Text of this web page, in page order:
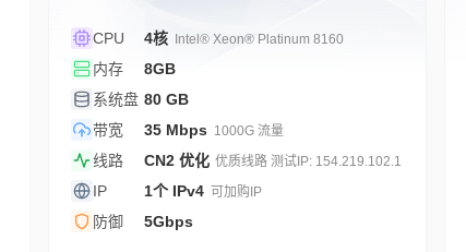
CPU 4核 Intel® Xeon® Platinum 8160
内存
8GB
系统盘 80 GB
带宽
35 Mbps 1000G 流量
线路 CN2 优化 优质线路 测试IP: 154.219.102.1
IP 1个 IPv4 可加购IP
防御 5Gbps